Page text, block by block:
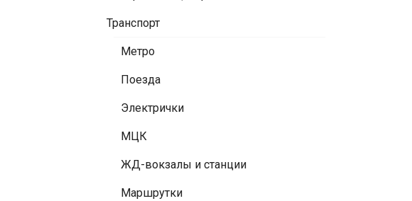
Транспорт
Метро
Поезда
Электрички
МЦК
ЖД-вокзалы и станции
Маршрутки